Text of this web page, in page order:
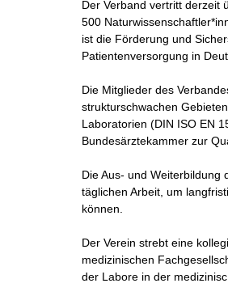
Der Verband vertritt derzeit
500
ist die Förderung und
Patientenversorgung in
Die Mitglieder des
strukturschwachen
Laboratorien (DIN ISO EN
Bundesärztekammer zur
Die Aus- und Weiterbildung
täglichen Arbeit, um
können.
Der Verein strebt eine
medizinischen
der Labore in der